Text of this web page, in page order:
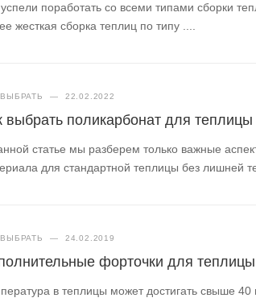
поработать со всеми типами сборки
жесткая сборка теплиц по типу ....
— 22.02.2022
выбрать поликарбонат для
статье мы разберем только важные
для стандартной теплицы без лишней
— 24.02.2019
форточки для
в теплицы может достигать свыше 40